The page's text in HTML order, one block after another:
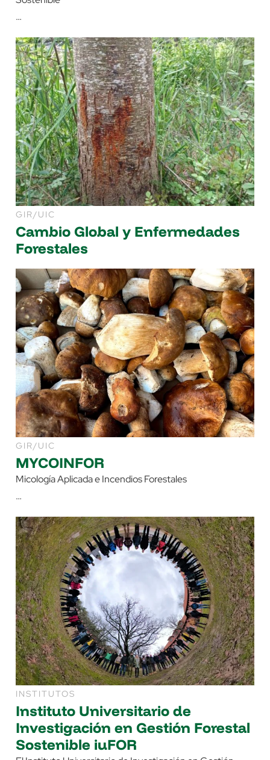
…
GIR/UIC
Cambio Global y Enfermedades
Forestales
GIR/UIC
MYCOINFOR
Micología Aplicada e Incendios Forestales
…
INSTITUTOS
Instituto Universitario de
Investigación en Gestión Forestal
Sostenible iuFOR